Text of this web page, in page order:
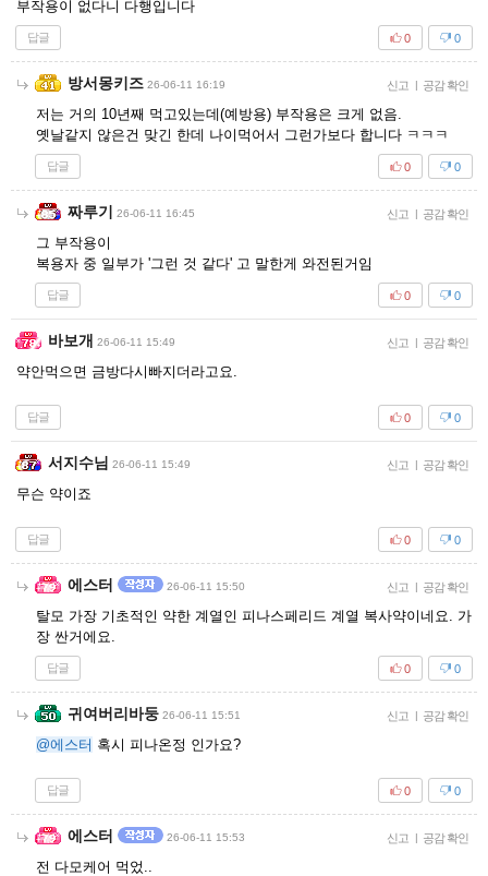
부작용이 없다니 다행입니다
답글 0
0
방서몽키즈 26-06-11 16:19 신고 | 공감 확인
저는 거의 10년째 먹고있는데(예방용) 부작용은 크게 없음.
옛날같지 않은건 맞긴 한데 나이먹어서 그런가보다 합니다 ㅋㅋㅋ
답글 0
0
짜루기 26-06-11 16:45 신고 | 공감 확인
그 부작용이
복용자 중 일부가 '그런 것 같다' 고 말한게 와전된거임
답글 0
0
바보개 26-06-11 15:49 신고 | 공감 확인
약안먹으면 금방다시빠지더라고요.
답글 0
0
서지수님 26-06-11 15:49 신고 | 공감 확인
무슨 약이죠
답글 0
0
에스터 26-06-11 15:50 신고 | 공감 확인
탈모 가장 기초적인 약한 계열인 피나스페리드 계열 복사약이네요. 가
장 싼거에요.
답글 0
0
귀여버리바둥 26-06-11 15:51 신고 | 공감 확인
@에스터 혹시 피나온정 인가요?
답글 0
0
에스터 26-06-11 15:53 신고 | 공감 확인
전 다모케어 먹었..